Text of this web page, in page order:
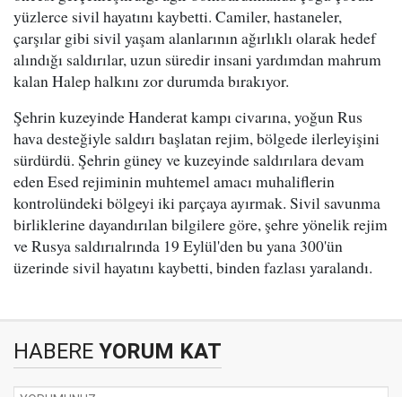
yüzlerce sivil hayatını kaybetti. Camiler, hastaneler,
çarşılar gibi sivil yaşam alanlarının ağırlıklı olarak hedef
alındığı saldırılar, uzun süredir insani yardımdan mahrum
kalan Halep halkını zor durumda bırakıyor.
Şehrin kuzeyinde Handerat kampı civarına, yoğun Rus
hava desteğiyle saldırı başlatan rejim, bölgede ilerleyişini
sürdürdü. Şehrin güney ve kuzeyinde saldırılara devam
eden Esed rejiminin muhtemel amacı muhaliflerin
kontrolündeki bölgeyi iki parçaya ayırmak. Sivil savunma
birliklerine dayandırılan bilgilere göre, şehre yönelik rejim
ve Rusya saldırıalrında 19 Eylül'den bu yana 300'ün
üzerinde sivil hayatını kaybetti, binden fazlası yaralandı.
HABERE YORUM KAT